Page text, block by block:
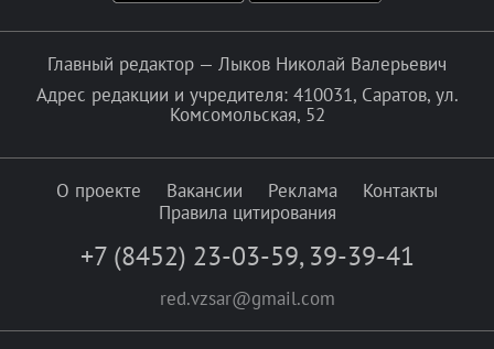
Главный редактор — Лыков Николай Валерьевич
Адрес редакции и учредителя: 410031, Саратов, ул.
Комсомольская, 52
О проекте Вакансии Реклама
Контакты
Правила цитирования
+7 (8452) 23-03-59, 39-39-41
red.vzsar@gmail.com